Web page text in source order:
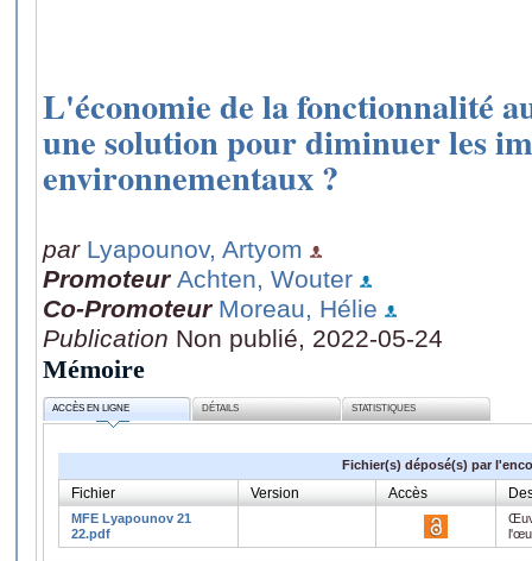
L'économie de la fonctionnalité
une solution pour diminuer les
environnementaux ?
par Lyapounov, Artyom
Promoteur Achten, Wouter
Co-Promoteur Moreau, Hélie
Publication Non publié, 2022-05-24
Mémoire
ACCÈS EN LIGNE DÉTAILS STATISTIQUES
Fichier(s) déposé(s) par
Fichier Version Accès
MFE Lyapounov 21
22.pdf